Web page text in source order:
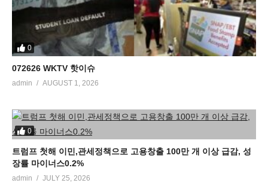
0
072626 WKTV 핫이슈
admin AUGUST 1, 2026
0
트럼프 첫해 이민,관세정책으로 고용창출 100만 개 이상 급감, 성
장률 마이너스0.2%
admin JULY 25, 2026